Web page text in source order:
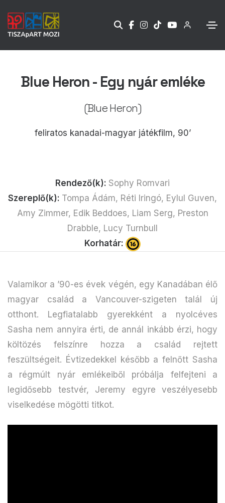
Blue Heron - Egy nyár emléke
(Blue Heron)
feliratos kanadai-magyar játékfilm, 90’
Rendező(k): Sophy Romvari
Szereplő(k): Tompa Ádám, Réti Iringó, Eylul Guven,
Amy Zimmer, Edik Beddoes, Liam Serg, Preston
Drabble, Lucy Turnbull
Korhatár:
Valamikor a ’90-es évek végén, egy Kanadában élő
magyar család a Vancouver-szigeten talál új
otthont. Legfiatalabb gyerekként a nyolcéves
Sasha nem annyira érti, de annál inkább érzi, hogy
költözés felszínre hozza a család rejtett
feszültségeit. Évtizedekkel később a felnőtt Sasha
a régmúlt nyár emlékeiből próbálja felfejteni a
legidősebb testvér, Jeremy egyre veszélyesebb
viselkedése mögötti titkot.